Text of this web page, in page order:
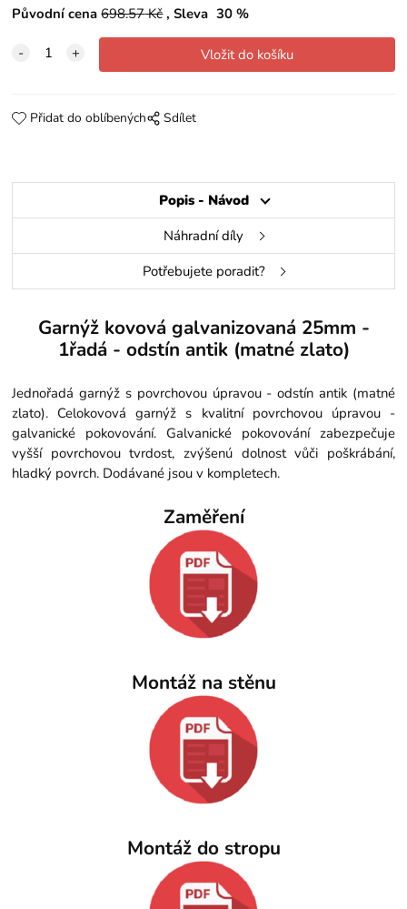
Původní cena 698.57Kč Sleva 30 %
Přidat do oblíbených Sdílet
Popis - Návod
Náhradní díly
Potřebujete poradit?
Garnýž kovová galvanizovaná 25mm -
1řadá - odstín antik (matné zlato)
Jednořadá garnýž s povrchovou úpravou - odstín antik (matné
zlato). Celokovová garnýž s kvalitní povrchovou úpravou -
galvanické pokovování. Galvanické pokovování zabezpečuje
vyšší povrchovou tvrdost, zvýšenú dolnost vůči poškrábání,
hladký povrch. Dodávané jsou v kompletech.
Zaměření
Montáž na stěnu
Montáž do stropu